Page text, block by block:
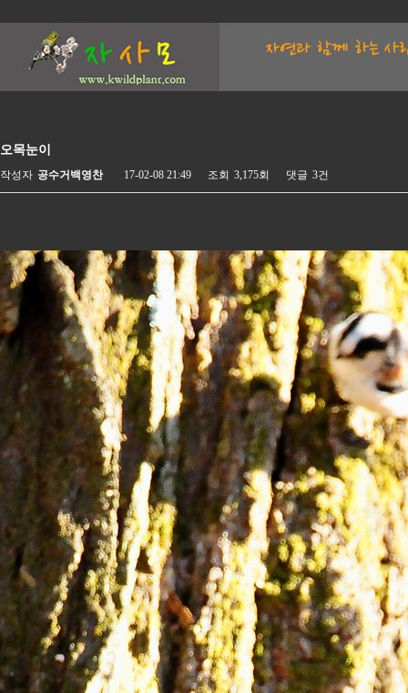
오목눈이
작성자 공수거백영찬 17-02-08 21:49 조회 3,175회 댓글 3건